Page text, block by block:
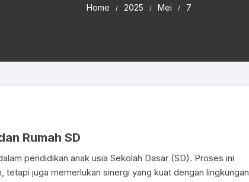
Home 2025 Mei 7
Rumah SD
pendidikan anak usia Sekolah Dasar (SD). Proses ini
tetapi juga memerlukan sinergi yang kuat dengan lingkungan